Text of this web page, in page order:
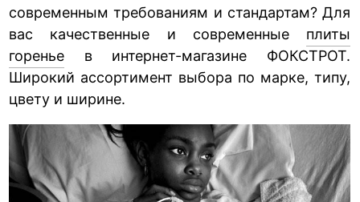
современным требованиям и стандартам? Для
вас качественные и современные плиты
горенье в интернет-магазине ФОКСТРОТ.
Широкий ассортимент выбора по марке, типу,
цвету и ширине.